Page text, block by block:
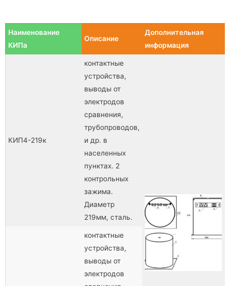
Наименование
КИПа
Описание
Дополнительная
информация
КИП4-219к
контактные
устройства,
выводы от
электродов
сравнения,
трубопроводов,
и др. в
населенных
пунктах. 2
контрольных
зажима.
Диаметр
219мм, сталь.
контактные
устройства,
выводы от
электродов